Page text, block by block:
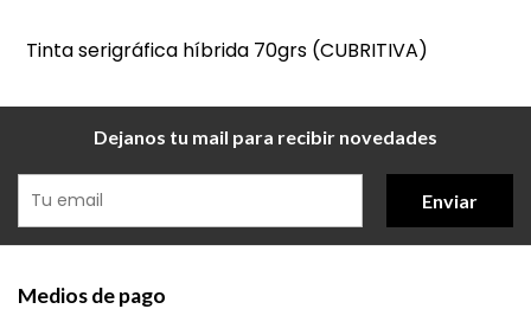
Tinta serigráfica híbrida 70grs (CUBRITIVA)
Dejanos tu mail para recibir novedades
Enviar
Medios de pago